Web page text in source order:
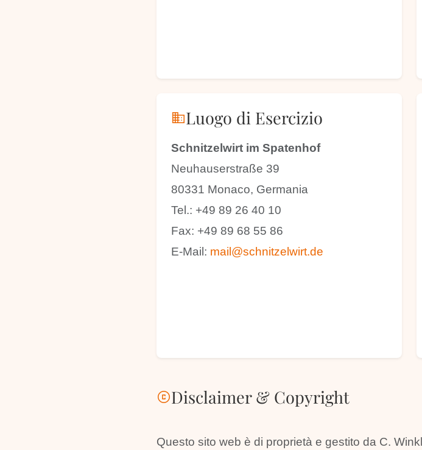
businessLuogo di Esercizio
Schnitzelwirt im Spatenhof
Neuhauserstraße 39
80331 Monaco, Germania
Tel.: +49 89 26 40 10
Fax: +49 89 68 55 86
E-Mail: mail@schnitzelwirt.de
copyrightDisclaimer & Copyright
Questo sito web è di proprietà e gestito da C.